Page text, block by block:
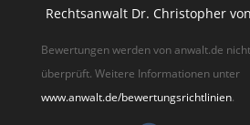
Rechtsanwalt Dr. Christopher
Bewertungen werden von anwalt.de
überprüft. Weitere Informationen unter
www.anwalt.de/bewertungsrichtlinien.